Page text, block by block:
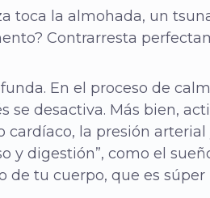
toca la almohada, un
Contrarresta
En el proceso de
se desactiva. Más bien,
la presión
y digestión”, como el
tu cuerpo, que es súper